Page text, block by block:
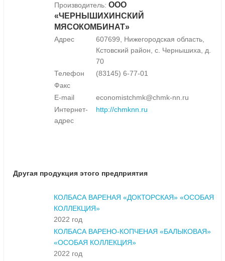
Производитель: ООО
«ЧЕРНЫШИХИНСКИЙ
МЯСОКОМБИНАТ»
Адрес
607699, Нижегородская область,
Кстовский район, с. Чернышиха, д.
70
Телефон
(83145) 6-77-01
Факс
E-mail
economistchmk@chmk-nn.ru
Интернет-
адрес
http://chmknn.ru
Другая продукция этого предприятия
КОЛБАСА ВАРЕНАЯ «ДОКТОРСКАЯ» «ОСОБАЯ
КОЛЛЕКЦИЯ»
2022 год
КОЛБАСА ВАРЕНО-КОПЧЕНАЯ «БАЛЫКОВАЯ»
«ОСОБАЯ КОЛЛЕКЦИЯ»
2022 год